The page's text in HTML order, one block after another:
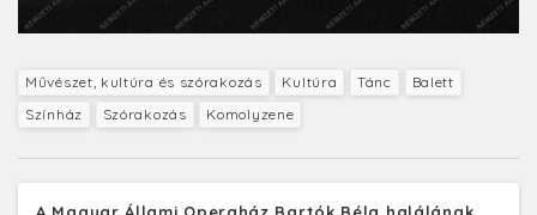
Művészet, kultúra és szórakozás Kultúra Tánc
Balett
Színház
Szórakozás Komolyzene